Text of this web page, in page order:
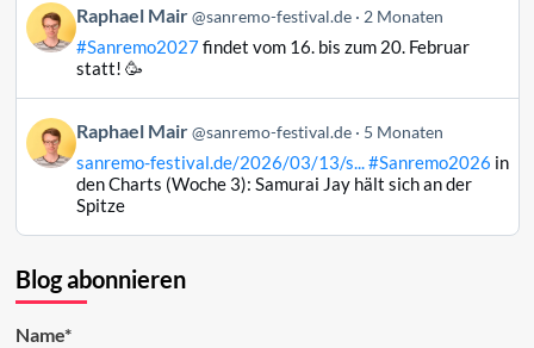
ansehen
Beitrag
von
Raphael
Bluesky
ansehen
Raphael Mair @sanremo-festival.de 2 Monaten
#Sanremo2027findet vom 16. bis zum 20. Februar
statt! 🥳
Beitrag
von
Raphael
ansehen
Raphael Mair @sanremo-festival.de 5 Monaten
sanremo-festival.de/2026/03/13/s...#Sanremo2026 in
den Charts (Woche 3): Samurai Jay hält sich an der
Spitze
Blog abonnieren
Name*